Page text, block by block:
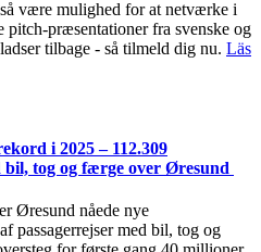
være mulighed for at netværke i
pitch-præsentationer fra svenske og
tilbage - så tilmeld dig nu. Läs
i 2025 – 112.309
bil, tog og færge over Øresund
Øresund nåede nye
passagerrejser med bil, tog og